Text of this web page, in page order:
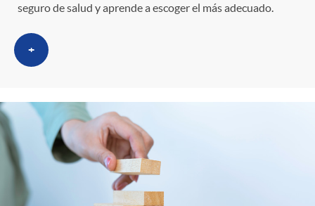
seguro de salud y aprende a escoger el más adecuado.
+